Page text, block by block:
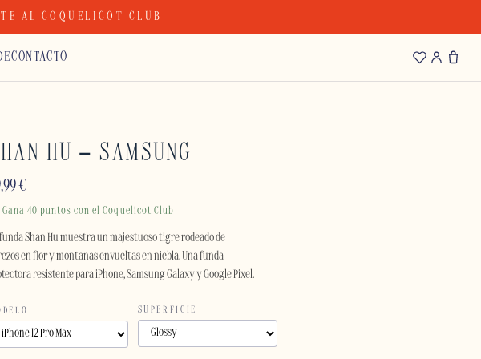
AL COQUELICOT CLUB
CONTACTO
HU – SAMSUNG
€
40 puntos con el Coquelicot Club
Shan Hu muestra un majestuoso tigre rodeado de
en flor y montañas envueltas en niebla. Una funda
resistente para iPhone, Samsung Galaxy y Google Pixel.
SUPERFICIE